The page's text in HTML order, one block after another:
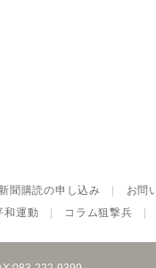
新聞購読の申し込み お問
和運動 コラム狙撃兵